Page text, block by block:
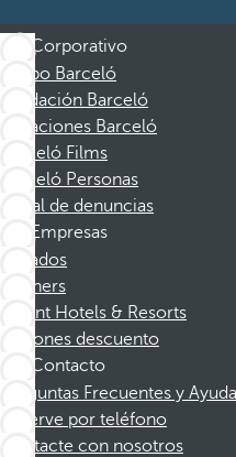
Corporativo
Grupo Barceló
Fundación Barceló
Vacaciones Barceló
Barceló Films
Barceló Personas
Canal de denuncias
Empresas
Afiliados
Partners
Dorint Hotels & Resorts
Cupones descuento
Contacto
Preguntas Frecuentes y Ayuda
Reserve por teléfono
Contacte con nosotros